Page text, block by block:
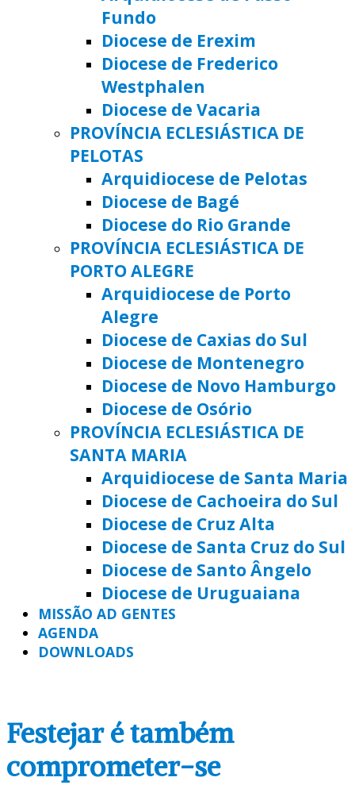
Fundo
Diocese de Erexim
Diocese de Frederico
Westphalen
Diocese de Vacaria
PROVÍNCIA ECLESIÁSTICA DE
PELOTAS
Arquidiocese de Pelotas
Diocese de Bagé
Diocese do Rio Grande
PROVÍNCIA ECLESIÁSTICA DE
PORTO ALEGRE
Arquidiocese de Porto
Alegre
Diocese de Caxias do Sul
Diocese de Montenegro
Diocese de Novo Hamburgo
Diocese de Osório
PROVÍNCIA ECLESIÁSTICA DE
SANTA MARIA
Arquidiocese de Santa Maria
Diocese de Cachoeira do Sul
Diocese de Cruz Alta
Diocese de Santa Cruz do Sul
Diocese de Santo Ângelo
Diocese de Uruguaiana
MISSÃO AD GENTES
AGENDA
DOWNLOADS
Festejar é também
comprometer-se